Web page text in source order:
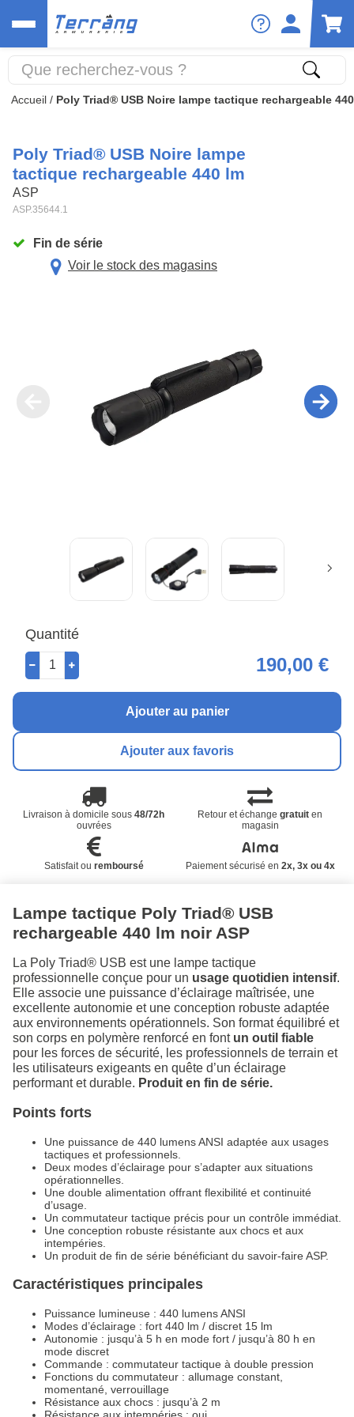
Accueil / Poly Triad® USB Noire lampe tactique rechargeable
Poly Triad® USB Noire lampe
tactique rechargeable 440 lm
ASP
ASP.35644.1
Fin de série
Voir le stock des magasins
Quantité
190,00 €
Ajouter au panier
Ajouter aux favoris
Livraison à domicile sous48/72h
ouvrées
Retour et échangegratuit en
magasin
Satisfait ou remboursé Paiement sécurisé en 2x, 3x ou 4x
Lampe tactique Poly Triad® USB
rechargeable 440 lm noir ASP
La Poly Triad® USB est une lampe tactique
professionnelle conçue pour un usage quotidien intensif.
Elle associe une puissance d’éclairage maîtrisée, une
excellente autonomie et une conception robuste adaptée
aux environnements opérationnels. Son format équilibré et
son corps en polymère renforcé en font un outil fiable
pour les forces de sécurité, les professionnels de terrain et
les utilisateurs exigeants en quête d’un éclairage
performant et durable. Produit en fin de série.
Points forts
Une puissance de 440 lumens ANSI adaptée aux usages
tactiques et professionnels.
Deux modes d’éclairage pour s’adapter aux situations
opérationnelles.
Une double alimentation offrant flexibilité et continuité
d’usage.
Un commutateur tactique précis pour un contrôle immédiat.
Une conception robuste résistante aux chocs et aux
intempéries.
Un produit de fin de série bénéficiant du savoir-faire ASP.
Caractéristiques principales
Puissance lumineuse : 440 lumens ANSI
Modes d’éclairage : fort 440 lm / discret 15 lm
Autonomie : jusqu’à 5 h en mode fort / jusqu’à 80 h en
mode discret
Commande : commutateur tactique à double pression
Fonctions du commutateur : allumage constant,
momentané, verrouillage
Résistance aux chocs : jusqu’à 2 m
Résistance aux intempéries : oui